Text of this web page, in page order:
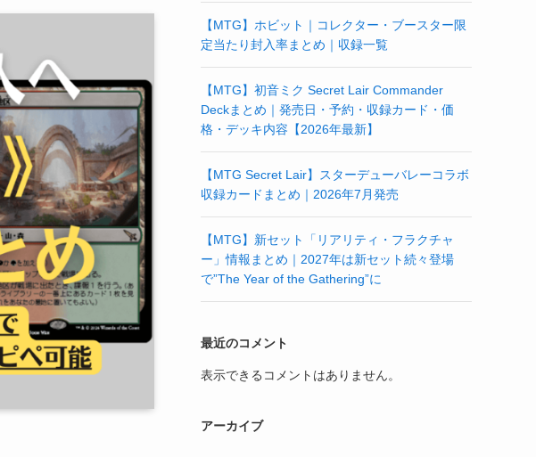
【MTG】ホビット｜コレクター・ブースター限
定当たり封入率まとめ｜収録一覧
【MTG】初音ミク Secret Lair Commander
Deckまとめ｜発売日・予約・収録カード・価
格・デッキ内容【2026年最新】
【MTG Secret Lair】スターデューバレーコラボ
収録カードまとめ｜2026年7月発売
【MTG】新セット「リアリティ・フラクチャ
ー」情報まとめ｜2027年は新セット続々登場
で”The Year of the Gathering”に
最近のコメント
表示できるコメントはありません。
アーカイブ